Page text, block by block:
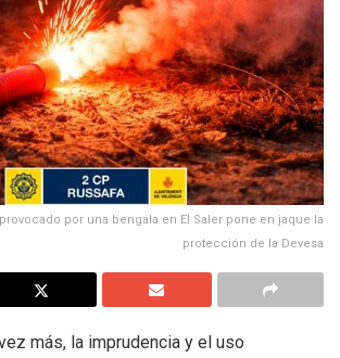
por una bengala en El Saler pone en jaque la
protección de la Devesa
más, la imprudencia y el uso